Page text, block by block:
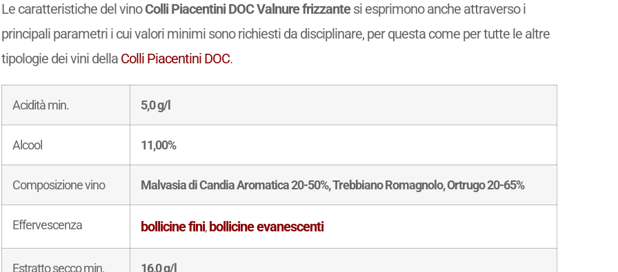
Le caratteristiche del vinoColli Piacentini DOC Valnure frizzantesi esprimono anche attraverso i
principali parametri i cui valori minimi sono richiesti da disciplinare, per questa come per tutte le altre
tipologie dei vini della Colli Piacentini DOC.
Acidità min. 5,0 g/l
Alcool 11,00%
Composizione vino Malvasia di Candia Aromatica 20-50%, Trebbiano Romagnolo, Ortrugo 20-65%
Effervescenza bollicine fini,bollicine evanescenti
Estratto secco min. 16,0 g/l